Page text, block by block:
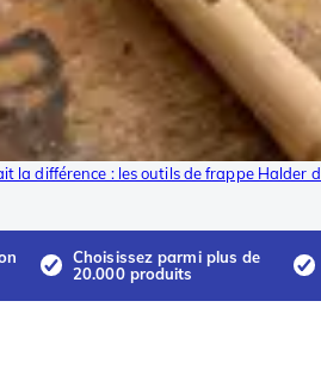
la différence : les outils de frappe Halder
Choisissez parmi plus de
20.000 produits